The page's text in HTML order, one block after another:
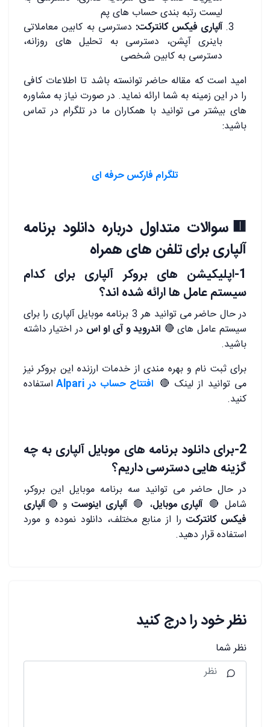
لیست رتبه بندی حساب های پم
آلپاری فیکس کانترکت: دسترسی به کابین معاملاتی
باینری آپشن، دسترسی به تحلیل های روزانه،
دسترسی به کابین شخصی
امید است که مقاله حاضر توانسته باشد تا اطلاعات کافی
را در این زمینه به شما ارائه نماید. در صورت نیاز به مشاوره
های بیشتر می توانید با همکاران ما در تلگرام در تماس
باشید:
تلگرام فارکس حرفه ای
🟥سوالات متداول درباره دانلود برنامه
آلپاری برای تلفن های همراه
1-اپلیکیشن های بروکر آلپاری برای کدام
سیستم عامل ها ارائه شده اند؟
در حال حاضر می توانید هر 3 برنامه موبایل آلپاری را برای
سیستم عامل های 🔴 اندروید و آی او اس در اختیار داشته
باشید.
برای ثبت نام و بهره مندی از خدمات ارزنده این بروکر نیز
می توانید از لینک 🔴 افتتاح حساب در Alpari
استفاده
کنید.
2-برای دانلود برنامه های موبایل آلپاری به چه
گزینه هایی دسترسی داریم؟
در حال حاضر می توانید سه برنامه موبایل این بروکر،
شامل 🔴 آلپاری موبایل، 🔴 آلپاری اینوستو 🔴 آلپاری
فیکس کانترکترا از منابع مختلف، دانلود نموده و مورد
استفاده قرار دهید.
نظر خود را درج کنید
نظر شما